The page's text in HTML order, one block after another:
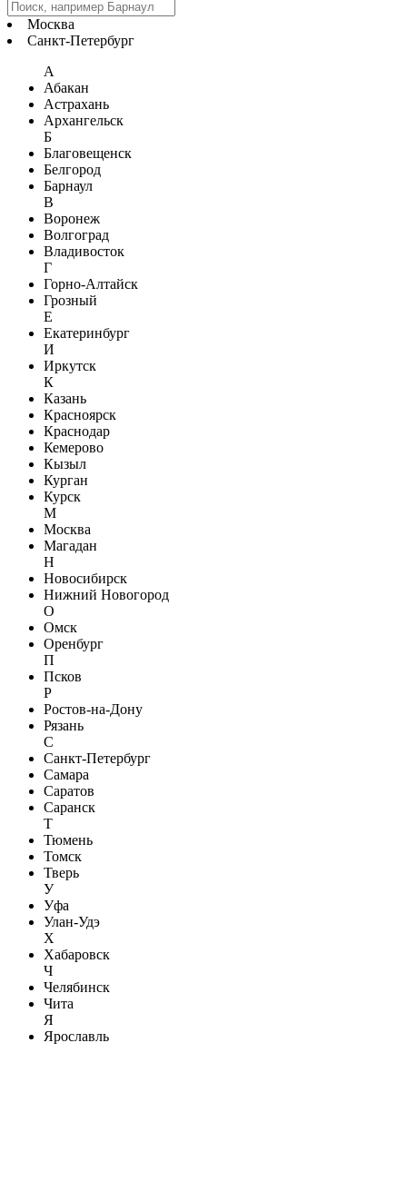
Москва
Санкт-Петербург
А
Абакан
Астрахань
Архангельск
Б
Благовещенск
Белгород
Барнаул
В
Воронеж
Волгоград
Владивосток
Г
Горно-Алтайск
Грозный
Е
Екатеринбург
И
Иркутск
К
Казань
Красноярск
Краснодар
Кемерово
Кызыл
Курган
Курск
М
Москва
Магадан
Н
Новосибирск
Нижний Новогород
О
Омск
Оренбург
П
Псков
Р
Ростов-на-Дону
Рязань
С
Санкт-Петербург
Самара
Саратов
Саранск
Т
Тюмень
Томск
Тверь
У
Уфа
Улан-Удэ
Х
Хабаровск
Ч
Челябинск
Чита
Я
Ярославль